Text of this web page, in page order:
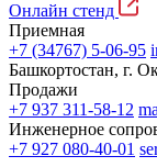
Онлайн стенд
Приемная
+7 (34767) 5-06-95
Башкортостан, г.
Продажи
+7 937 311-58-12
Инженерное
+7 927 080-40-01